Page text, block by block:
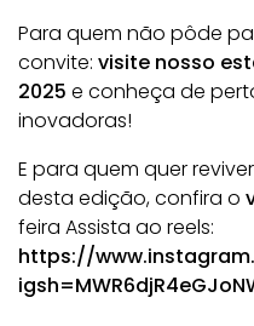
Para quem não pôde
convite: visite nosso
2025 e conheça de
inovadoras!
E para quem quer
desta edição, confira o
feira Assista ao reels:
https://